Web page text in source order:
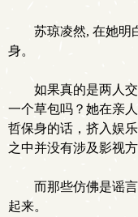
苏琼凌然, 在她明
身。
如果真的是两人
一个草包吗？她在亲
哲保身的话，挤入娱
之中并没有涉及影视
而那些仿佛是谣
起来。